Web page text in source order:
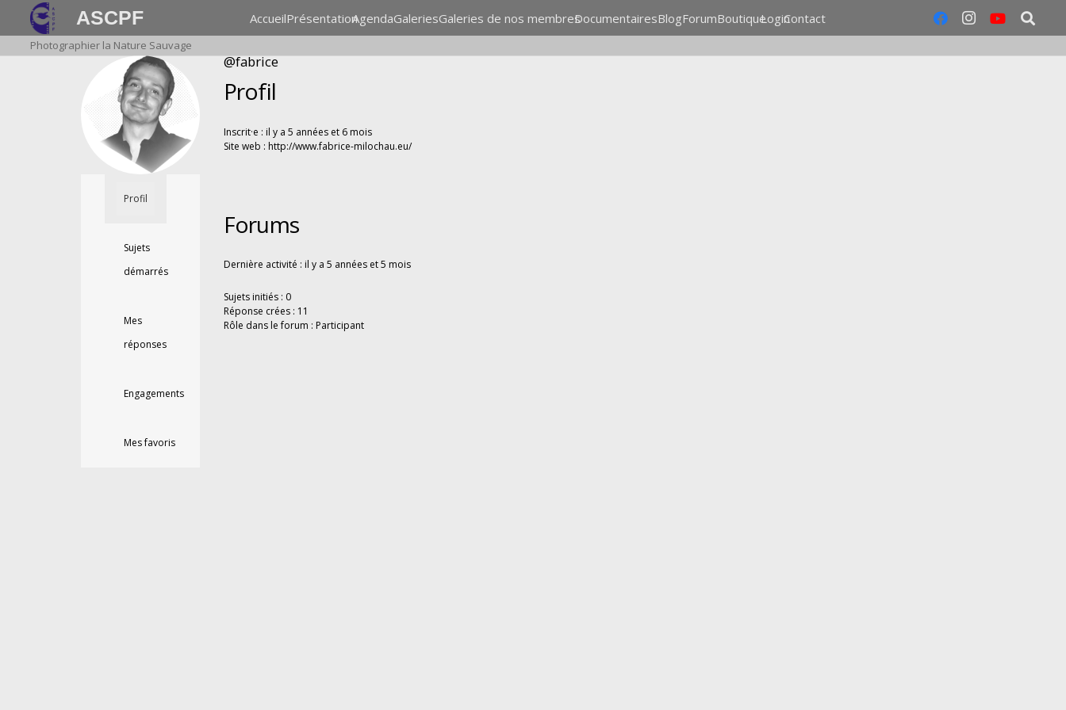
ASCPF AccueilPrésentationAgendaGaleriesGaleries de nos membresDocumentairesBlogForumBoutiqueLoginContact
Photographier la Nature Sauvage
Profil
Sujets
démarrés
Mes
réponses
Engagements
Mes favoris
@fabrice
Profil
Inscrit·e : il y a 5 années et 6 mois
Site web : http://www.fabrice-milochau.eu/
Forums
Dernière activité : il y a 5 années et 5 mois
Sujets initiés : 0
Réponse crées : 11
Rôle dans le forum : Participant